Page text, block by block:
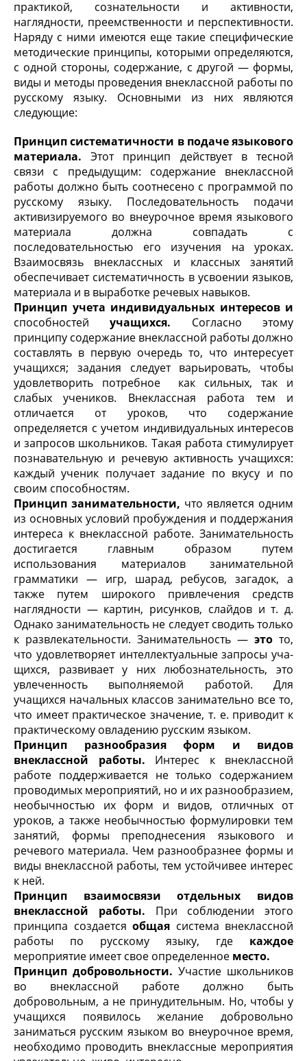
практикой, сознательности и активности,
наглядности, преемствен­ности и перспективности.
Наряду с ними имеются еще такие специфические
методические принципы, которыми определяются,
с одной стороны, содержа­ние, с другой — формы,
виды и методы проведения внеклассной работы по
русскому языку. Основными из них являются
следующие:
Принцип систематичности в подаче языкового
материала. Этот принцип действует в тесной
связи с предыдущим: содержание внеклассной
работы должно быть соотнесено с программой по
русскому языку. Последовательность подачи
активизируемого во внеурочное время языкового
материала должна совпадать с
последовательностью его изучения на уроках.
Взаимосвязь внеклассных и классных занятий
обеспечивает систематичность в усвоении языков,
материала и в выработке речевых навыков.
Принцип учета индивидуальных интересов и
спо­собностей учащихся. Согласно этому
принципу содер­жание внеклассной работы должно
составлять в пер­вую очередь то, что интересует
учащихся; задания следует варьировать, чтобы
удовлетворить потребное как сильных, так и
слабых учеников. Внеклассная работа тем и
отличается от уроков, что содержание
определяется с учетом индивидуальных интересов
и запросов школьников. Такая работа стимулирует
познавательную и речевую активность учащихся:
каждый ученик получает задание по вкусу и по
своим спо­собностям.
Принцип занимательности, что является одним
из основных условий пробуждения и поддержания
инте­реса к внеклассной работе. Занимательность
дости­гается главным образом путем
использования мате­риалов занимательной
грамматики — игр, шарад, ре­бусов, загадок, а
также путем широкого привлече­ния средств
наглядности — картин, рисунков, слайдов и т. д.
Однако занимательность не следует сводить только
к развлекательности. Занимательность — это то,
что удовлетворяет интеллектуальные запросы уча­
щихся, развивает у них любознательность, это
увле­ченность выполняемой работой. Для
учащихся началь­ных классов занимательно все то,
что имеет прак­тическое значение, т. е. приводит к
практическому овладению русским языком.
Принцип разнообразия форм и видов
внеклассной работы. Интерес к внеклассной
работе поддержи­вается не только содержанием
проводимых меро­приятий, но и их разнообразием,
необычностью их форм и видов, отличных от
уроков, а также необыч­ностью формулировки тем
занятий, формы препод­несения языкового и
речевого материала. Чем разно­образнее формы и
виды внеклассной работы, тем устойчивее интерес
к ней.
Принцип взаимосвязи отдельных видов
внеклассной работы. При соблюдении этого
принципа создается общая система внеклассной
работы по русскому языку, где каждое
мероприятие имеет свое определенное место.
Принцип добровольности. Участие школьников
во внеклассной работе должно быть
добровольным, а не принудительным. Но, чтобы у
учащихся появилось желание добровольно
заниматься русским языком во внеурочное время,
необходимо проводить внеклассные мероприятия